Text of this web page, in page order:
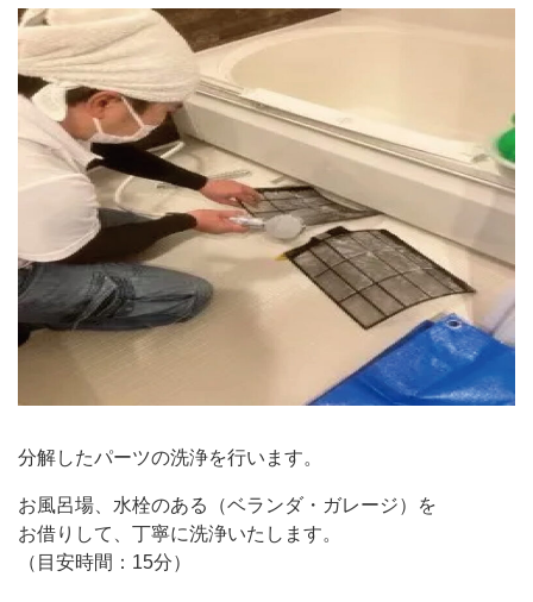
分解したパーツの洗浄を行います。
お風呂場、水栓のある（ベランダ・ガレージ）を
お借りして、丁寧に洗浄いたします。
（目安時間：15分）